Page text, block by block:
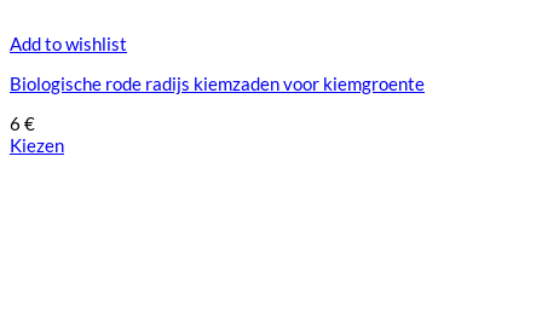
Add to wishlist
Biologische rode radijs kiemzaden voor kiemgroente
6 €
Kiezen